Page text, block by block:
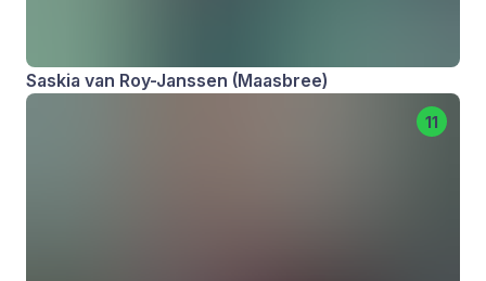
Saskia van Roy-Janssen (Maasbree)
11